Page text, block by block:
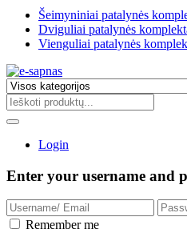
Šeimyniniai patalynės
Dviguliai patalynės
Vienguliai patalynės
Login
Enter your username and
Remember me